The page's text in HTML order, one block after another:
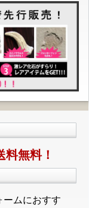
料無料！
ームにおすす